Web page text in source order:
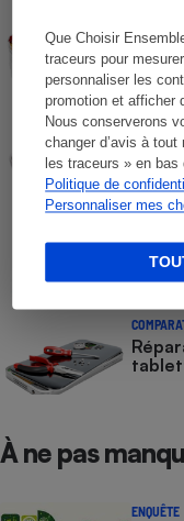
Que Choisir
traceurs pour
personnaliser les
promotion et afficher
Nous conserverons
changer d’avis à
les traceurs » en bas
Politique de
Personnaliser mes
À ne pas
ENQUÊTE